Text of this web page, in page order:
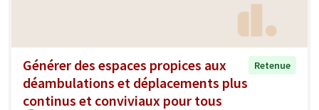
Générer des espaces propices aux
déambulations et déplacements plus
continus et conviviaux pour tous
Retenue